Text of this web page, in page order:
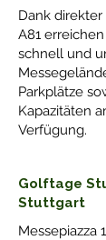
Dank
A81
schnell und
Parkplätze
Kapazitäten
Verfügung.
Golftage
Stuttgart
Messepiazza 1